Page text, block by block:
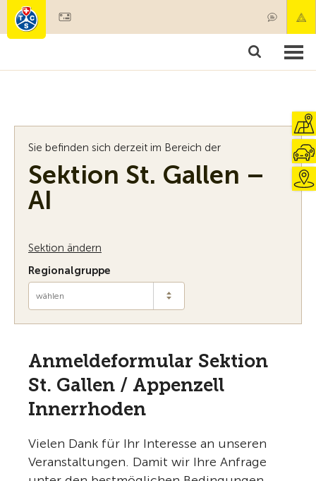
Mitgliedschaft & Leistungen
Sie befinden sich derzeit im Bereich der
Sektion St. Gallen –
AI
Sektion ändern
Regionalgruppe
wählen
Anmeldeformular Sektion
St. Gallen / Appenzell
Innerrhoden
Vielen Dank für Ihr Interesse an unseren
Veranstaltungen. Damit wir Ihre Anfrage